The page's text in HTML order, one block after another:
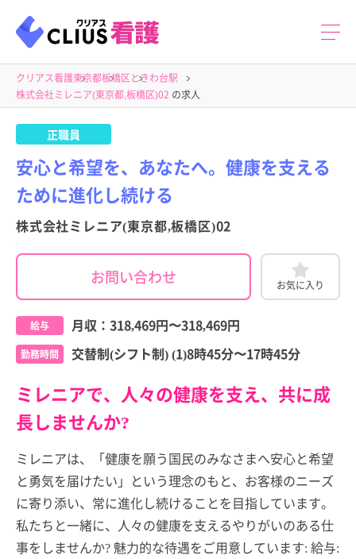
クリアス看護東京都板橋区ときわ台駅
株式会社ミレニア(東京都,板橋区)02 の求人
正職員
安心と希望を、あなたへ。健康を支える
ために進化し続ける
株式会社ミレニア(東京都,板橋区)02
お問い合わせ お気に入り
給与 月収： 318,469円〜318,469円
勤務時間 交替制(シフト制) (1)8時45分〜17時45分
ミレニアで、人々の健康を支え、共に成
長しませんか?
ミレニアは、「健康を願う国民のみなさまへ安心と希望
と勇気を届けたい」という理念のもと、お客様のニーズ
に寄り添い、常に進化し続けることを目指しています。
私たちと一緒に、人々の健康を支えるやりがいのある仕
事をしませんか? 魅力的な待遇をご用意しています: 給与: